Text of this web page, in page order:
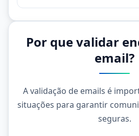
Por que validar
email?
A validação de emails é
situações para garantir
seguras.